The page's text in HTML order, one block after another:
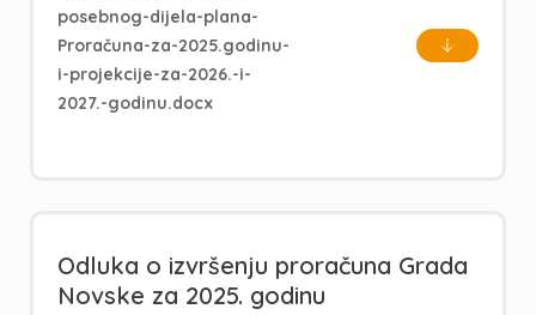
posebnog-dijela-plana-
Proračuna-za-2025.godinu-
i-projekcije-za-2026.-i-
2027.-godinu.docx
Odluka o izvršenju proračuna Grada
Novske za 2025. godinu